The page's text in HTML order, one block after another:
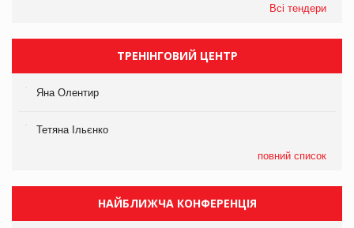
Всі тендери
ТРЕНІНГОВИЙ ЦЕНТР
Яна Олентир
Тетяна Ільєнко
повний список
НАЙБЛИЖЧА КОНФЕРЕНЦІЯ